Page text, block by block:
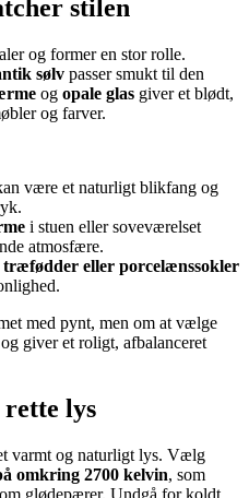
stilen
og former en stor rolle.
sølv passer smukt til den
og opale glas giver et blødt,
og farver.
være et naturligt blikfang og
i stuen eller soveværelset
atmosfære.
eller porcelænssokler
med pynt, men om at vælge
giver et roligt, afbalanceret
rette lys
varmt og naturligt lys. Vælg
omkring 2700 kelvin, som
glødepærer. Undgå for koldt